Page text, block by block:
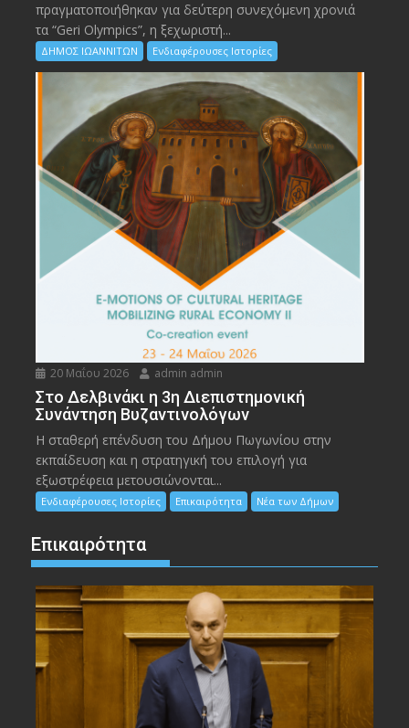
πραγματοποιήθηκαν για δεύτερη συνεχόμενη χρονιά
τα “Geri Olympics”, η ξεχωριστή...
ΔΗΜΟΣ ΙΩΑΝΝΙΤΩΝ Ενδιαφέρουσες Ιστορίες
20 Μαΐου 2026 admin admin
Στο Δελβινάκι η 3η Διεπιστημονική
Συνάντηση Βυζαντινολόγων
Η σταθερή επένδυση του Δήμου Πωγωνίου στην
εκπαίδευση και η στρατηγική του επιλογή για
εξωστρέφεια μετουσιώνονται...
Ενδιαφέρουσες Ιστορίες Επικαιρότητα Νέα των Δήμων
Επικαιρότητα